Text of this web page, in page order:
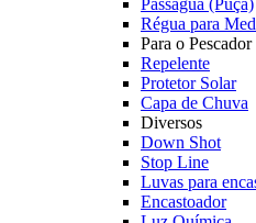
Passaguá (Puça)
Régua para
Para o Pescador
Repelente
Protetor Solar
Capa de Chuva
Diversos
Down Shot
Stop Line
Luvas para
Encastoador